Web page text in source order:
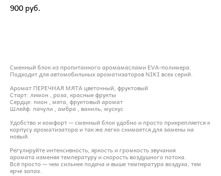
900 pуб.
Сменный блок из пропитанного аромамаслами EVA-полимера.
Подходит для автомобильных ароматизаторов NIKI всех серий.
Аромат ПЕРЕЧНАЯ МЯТА цветочный, фруктовый
Старт: лимон , роза, красные фрукты
Сердце: пион , мята, фруктовый аромат
Шлейф: пачули , амбра , ваниль, мускуc
Удобство и комфорт — сменный блок удобно и просто прикрепляется к
корпусу ароматизатора и так же легко снимается для замены на
новый.
Регулируйте интенсивность, яркость и громкость звучания
аромата изменяя температуру и скорость воздушного потока.
Всё просто — чем сильнее подача и выше температура воздуха, тем
ярче запах.